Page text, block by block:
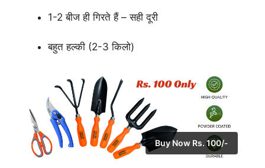
1-2 बीज ही गिरते हैं – सही दूरी
बहुत हल्की (2-3 किलो)
Buy Now Rs. 100/-